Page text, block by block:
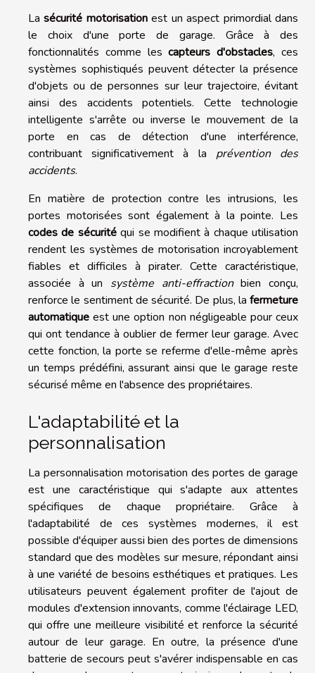
Lasécurité motorisationest un aspect primordial dans
le choix d'une porte de garage. Grâce à des
fonctionnalités comme lescapteurs d'obstacles, ces
systèmes sophistiqués peuvent détecter la présence
d'objets ou de personnes sur leur trajectoire, évitant
ainsi des accidents potentiels. Cette technologie
intelligente s'arrête ou inverse le mouvement de la
porte en cas de détection d'une interférence,
contribuant significativement à la prévention des
accidents.
En matière de protection contre les intrusions, les
portes motorisées sont également à la pointe. Les
codes de sécuritéqui se modifient à chaque utilisation
rendent les systèmes de motorisation incroyablement
fiables et difficiles à pirater. Cette caractéristique,
associée à un système anti-effractionbien conçu,
renforce le sentiment de sécurité. De plus, la fermeture
automatique est une option non négligeable pour ceux
qui ont tendance à oublier de fermer leur garage. Avec
cette fonction, la porte se referme d'elle-même après
un temps prédéfini, assurant ainsi que le garage reste
sécurisé même en l'absence des propriétaires.
L'adaptabilité et la
personnalisation
La personnalisation motorisation des portes de garage
est une caractéristique qui s'adapte aux attentes
spécifiques de chaque propriétaire. Grâce à
l'adaptabilité de ces systèmes modernes, il est
possible d'équiper aussi bien des portes de dimensions
standard que des modèles sur mesure, répondant ainsi
à une variété de besoins esthétiques et pratiques. Les
utilisateurs peuvent également profiter de l'ajout de
modules d'extension innovants, comme l'éclairage LED,
qui offre une meilleure visibilité et renforce la sécurité
autour de leur garage. En outre, la présence d'une
batterie de secours peut s'avérer indispensable en cas